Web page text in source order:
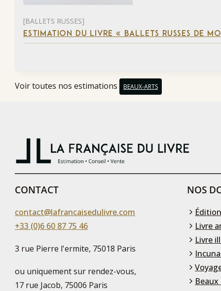
[BALLETS RUSSES]
ESTIMATION DU LIVRE « BALLETS RUSSES DE
Voir toutes nos estimations BEAUX-ARTS
CONTACT
contact@lafrancaisedulivre.com
+33 (0)6 60 87 75 46
3 rue Pierre l'ermite, 75018 Paris
ou uniquement sur rendez-vous,
17 rue Jacob, 75006 Paris
NOS
Livre
Livre